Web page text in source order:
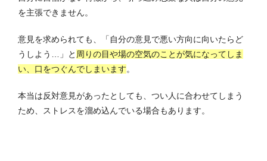
を主張できません。
意見を求められても、「自分の意見で悪い方向に向いたらど
うしよう…」と 周りの目や場の空気のことが気になってしま
い、口をつぐんでしまいます。
本当は反対意見があったとしても、つい人に合わせてしまう
ため、ストレスを溜め込んでいる場合もあります。